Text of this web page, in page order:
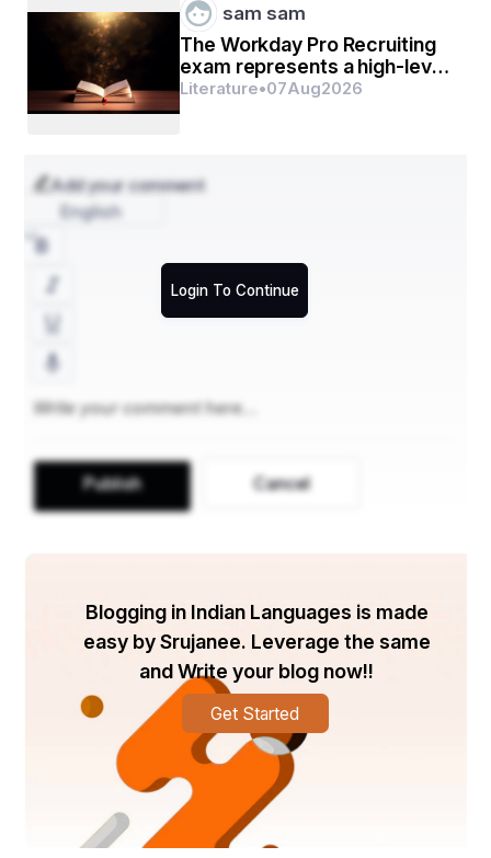
ମୋଦିପଡ଼ା,ସମ୍ବଲପୁର
﻿ଯୋଗାଯୋଗ-୭୯୭୮୮୬୪୬୧୨
sam sam
The Workday Pro Recruiting
exam represents a high-level
mark of distinction
Literature•07Aug2026
Add your comment
Login To Continue
English
Publish Cancel
Blogging in Indian Languages is made
easy by Srujanee. Leverage the same
and Write your blog now!!
Get Started